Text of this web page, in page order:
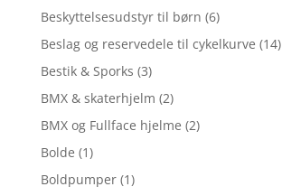
Beskyttelsesudstyr til børn (6)
Beslag og reservedele til cykelkurve (14)
Bestik & Sporks (3)
BMX & skaterhjelm (2)
BMX og Fullface hjelme (2)
Bolde (1)
Boldpumper (1)